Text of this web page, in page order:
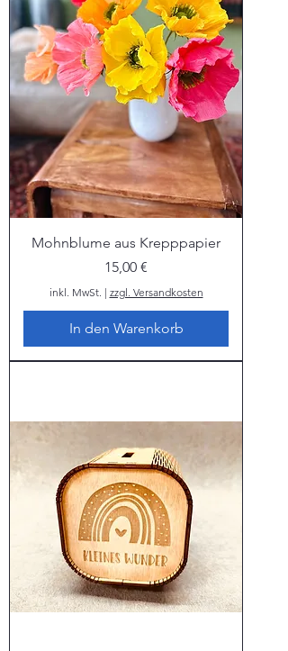
Mohnblume aus Krepppapier
Preis
15,00 €
inkl. MwSt. | zzgl. Versandkosten
In den Warenkorb